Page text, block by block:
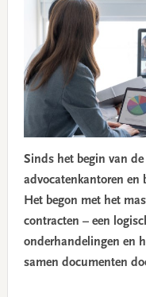
Sinds het begin van
advocatenkantoren en
Het begon met het
contracten – een
onderhandelingen en
samen documenten